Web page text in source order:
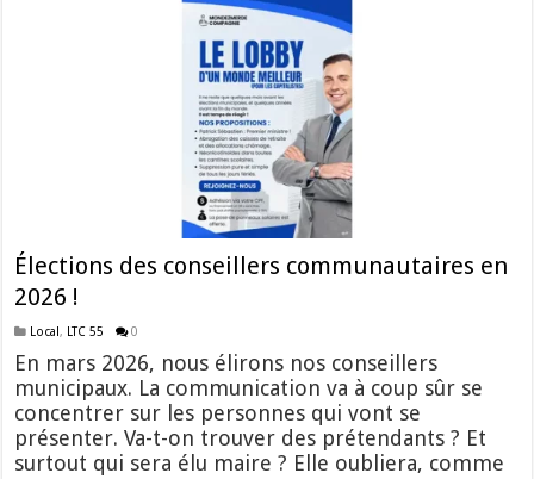
Élections des conseillers communautaires en
2026 !
Local, LTC 55 0
En mars 2026, nous élirons nos conseillers
municipaux. La communication va à coup sûr se
concentrer sur les personnes qui vont se
présenter. Va-t-on trouver des prétendants ? Et
surtout qui sera élu maire ? Elle oubliera, comme